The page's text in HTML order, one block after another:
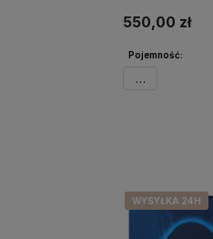
550,00 zł
Pojemność:
50ml
WYSYŁKA 24H
WYSYŁKA 24H
WYSYŁKA 24H
WYSYŁKA 24H